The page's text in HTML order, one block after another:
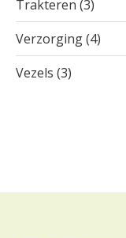
Trakteren (3)
Verzorging(4)
Vezels (3)